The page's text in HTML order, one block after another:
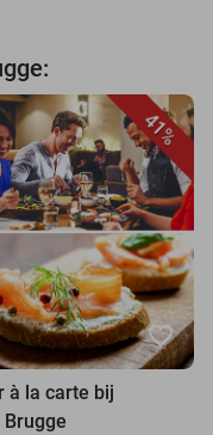
41%
favorite_border
à la carte bij
Brugge